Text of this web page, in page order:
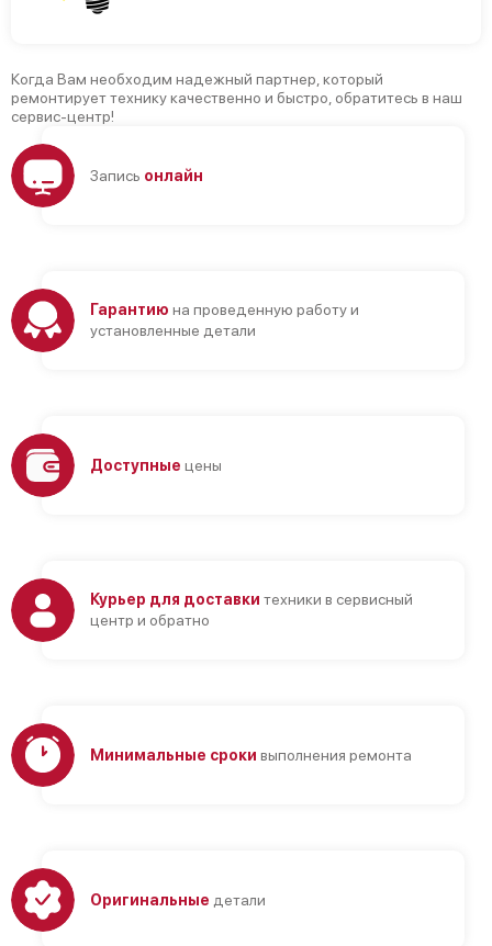
Когда Вам необходим надежный партнер, который
ремонтирует технику качественно и быстро, обратитесь в наш
сервис-центр!
Запись онлайн
Гарантию на проведенную работу и
установленные детали
Доступные цены
Курьер для доставки техники в сервисный
центр и обратно
Минимальные сроки выполнения ремонта
Оригинальные детали